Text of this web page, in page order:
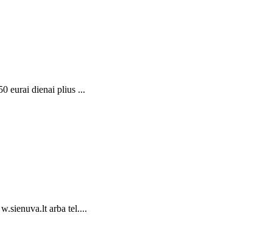
eurai dienai plius ...
arba tel....